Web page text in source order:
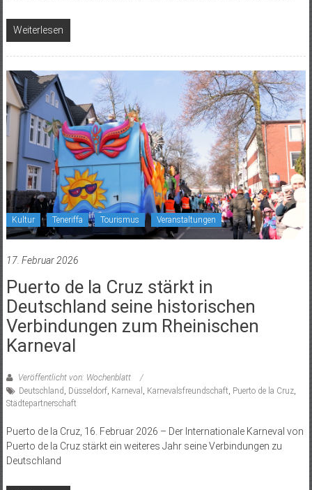
Weiterlesen
Kultur Teneriffa Tourismus Veranstaltungen
17. Februar 2026
Puerto de la Cruz stärkt in
Deutschland seine historischen
Verbindungen zum Rheinischen
Karneval
Veröffentlicht von: Wochenblatt
Deutschland
Düsseldorf, Karneval Karnevalsfreundschaft Puerto de la Cruz,
Städtepartnerschaft
Puerto de la Cruz, 16. Februar 2026 – Der Internationale Karneval von
Puerto de la Cruz stärkt ein weiteres Jahr seine Verbindungen zu
Deutschland